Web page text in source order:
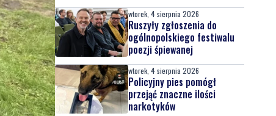
wtorek, 4 sierpnia 2026
Ruszyły zgłoszenia do
ogólnopolskiego festiwalu
poezji śpiewanej
wtorek, 4 sierpnia 2026
Policyjny pies pomógł
przejąć znaczne ilości
narkotyków